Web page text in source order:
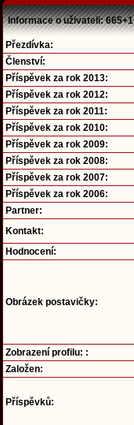
Informace o uživateli: 665+1
Přezdívka:
Členství:
Příspěvek za rok 2013:
Příspěvek za rok 2012:
Příspěvek za rok 2011:
Příspěvek za rok 2010:
Příspěvek za rok 2009:
Příspěvek za rok 2008:
Příspěvek za rok 2007:
Příspěvek za rok 2006:
Partner:
Kontakt:
Hodnocení:
Obrázek postavičky:
Zobrazení profilu: :
Založen:
Příspěvků: